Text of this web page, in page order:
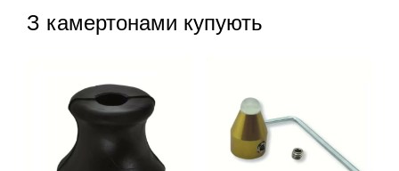
З камертонами купують